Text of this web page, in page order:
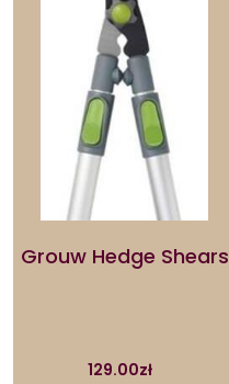
Grouw Hedge Shears
129.00zł